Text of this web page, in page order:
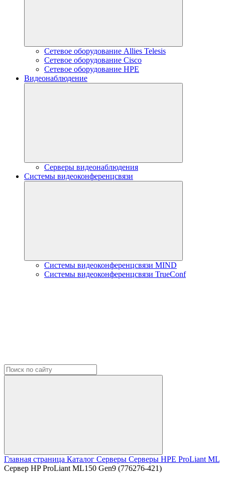
Сетевое оборудование Allies Telesis
Сетевое оборудование Cisco
Сетевое оборудование HPE
Видеонаблюдение
Серверы видеонаблюдения
Системы видеоконференцсвязи
Системы видеоконференцсвязи MIND
Системы видеоконференцсвязи TrueConf
Главная страница Каталог Серверы Серверы HPE ProLiant ML
Сервер HP ProLiant ML150 Gen9 (776276-421)